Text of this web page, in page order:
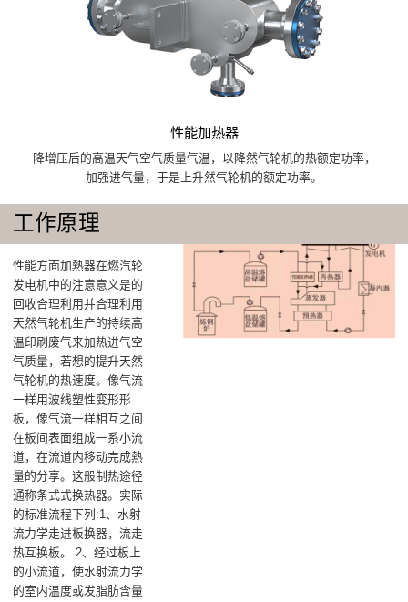
性能加热器
降增压后的高温天气空气质量气温，以降然气轮机的热额定功率，
加强进气量，于是上升然气轮机的额定功率。
工作原理
性能方面加熱器在燃汽轮
发电机中的注意意义是的
回收合理利用并合理利用
天然气轮机生产的持续高
温印刷废气来加热进气空
气质量，若想的提升天然
气轮机的热速度‌。像气流
一样用波线塑性变形形
板，像气流一样相互之间
在板间表面组成一系小流
道，在流道内移动完成熱
量的分享。这般制热途径
通称条式式换热器。实际
的标准流程下列:1、水射
流力学走进板换器，流走
热互换板。 2、经过板上
的小流道，使水射流力学
的室内温度或发脂肪含量